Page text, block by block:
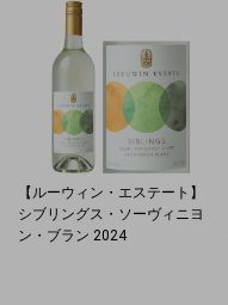
【ルーウィン・エステート】
シブリングス・ソーヴィニヨ
ン・ブラン 2024